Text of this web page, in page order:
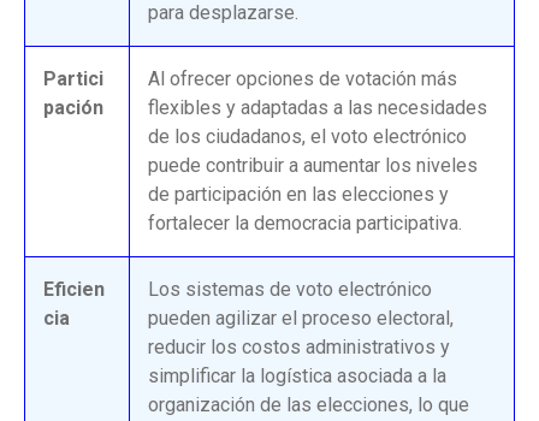
para desplazarse.
Partici
pación
Al ofrecer opciones de votación más
flexibles y adaptadas a las necesidades
de los ciudadanos, el voto electrónico
puede contribuir a aumentar los niveles
de participación en las elecciones y
fortalecer la democracia participativa.
Eficien
cia
Los sistemas de voto electrónico
pueden agilizar el proceso electoral,
reducir los costos administrativos y
simplificar la logística asociada a la
organización de las elecciones, lo que